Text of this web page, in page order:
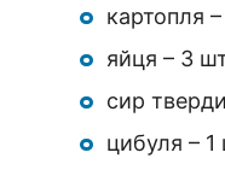
картопля
яйця – 3
сир
цибуля – 1